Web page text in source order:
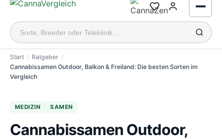
Start
Ratgeber
Cannabissamen Outdoor, Balkon & Freiland: Die besten Sorten im
Vergleich
MEDIZIN SAMEN
Cannabissamen Outdoor,